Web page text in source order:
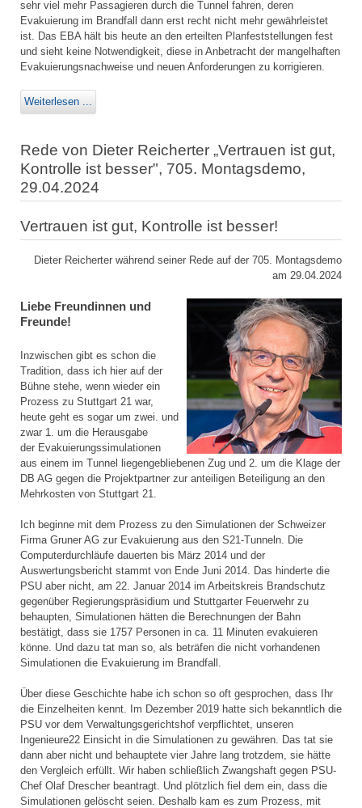
sehr viel mehr Passagieren durch die Tunnel fahren, deren
Evakuierung im Brandfall dann erst recht nicht mehr gewährleistet
ist. Das EBA hält bis heute an den erteilten Planfeststellungen fest
und sieht keine Notwendigkeit, diese in Anbetracht der mangelhaften
Evakuierungsnachweise und neuen Anforderungen zu korrigieren.
Weiterlesen ...
Rede von Dieter Reicherter „Vertrauen ist gut,
Kontrolle ist besser", 705. Montagsdemo,
29.04.2024
Vertrauen ist gut, Kontrolle ist besser!
Dieter Reicherter während seiner Rede auf der 705. Montagsdemo
am 29.04.2024
Liebe Freundinnen und
Freunde!
Inzwischen gibt es schon die
Tradition, dass ich hier auf der
Bühne stehe, wenn wieder ein
Prozess zu Stuttgart 21 war,
heute geht es sogar um zwei. und
zwar 1. um die Herausgabe
der Evakuierungssimulationen
aus einem im Tunnel liegengebliebenen Zug und 2. um die Klage der
DB AG gegen die Projektpartner zur anteiligen Beteiligung an den
Mehrkosten von Stuttgart 21.
Ich beginne mit dem Prozess zu den Simulationen der Schweizer
Firma Gruner AG zur Evakuierung aus den S21-Tunneln. Die
Computerdurchläufe dauerten bis März 2014 und der
Auswertungsbericht stammt von Ende Juni 2014. Das hinderte die
PSU aber nicht, am 22. Januar 2014 im Arbeitskreis Brandschutz
gegenüber Regierungspräsidium und Stuttgarter Feuerwehr zu
behaupten, Simulationen hätten die Berechnungen der Bahn
bestätigt, dass sie 1757 Personen in ca. 11 Minuten evakuieren
könne. Und dazu tat man so, als beträfen die nicht vorhandenen
Simulationen die Evakuierung im Brandfall.
Über diese Geschichte habe ich schon so oft gesprochen, dass Ihr
die Einzelheiten kennt. Im Dezember 2019 hatte sich bekanntlich die
PSU vor dem Verwaltungsgerichtshof verpflichtet, unseren
Ingenieure22 Einsicht in die Simulationen zu gewähren. Das tat sie
dann aber nicht und behauptete vier Jahre lang trotzdem, sie hätte
den Vergleich erfüllt. Wir haben schließlich Zwangshaft gegen PSU-
Chef Olaf Drescher beantragt. Und plötzlich fiel dem ein, dass die
Simulationen gelöscht seien. Deshalb kam es zum Prozess, mit